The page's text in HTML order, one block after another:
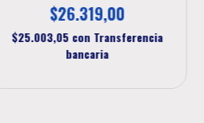
$26.319,00
$25.003,05 con Transferencia
bancaria